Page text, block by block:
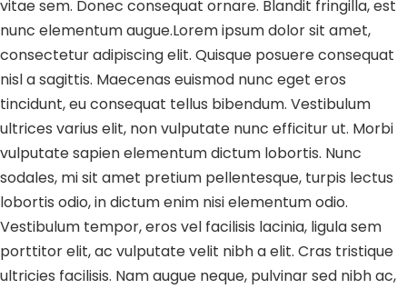
vitae sem. Donec consequat ornare. Blandit fringilla, est
nunc elementum augue.Lorem ipsum dolor sit amet,
consectetur adipiscing elit. Quisque posuere consequat
nisl a sagittis. Maecenas euismod nunc eget eros
tincidunt, eu consequat tellus bibendum. Vestibulum
ultrices varius elit, non vulputate nunc efficitur ut. Morbi
vulputate sapien elementum dictum lobortis. Nunc
sodales, mi sit amet pretium pellentesque, turpis lectus
lobortis odio, in dictum enim nisi elementum odio.
Vestibulum tempor, eros vel facilisis lacinia, ligula sem
porttitor elit, ac vulputate velit nibh a elit. Cras tristique
ultricies facilisis. Nam augue neque, pulvinar sed nibh ac,